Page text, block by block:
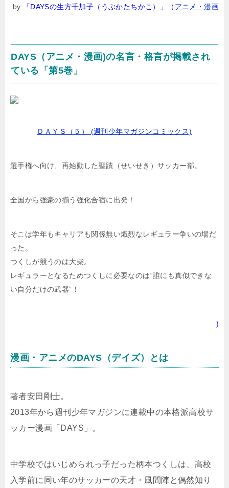
by 「DAYSの生方千加子（うぶかたちかこ）」（ アニメ・漫画
DAYS（アニメ・漫画)の名言・格言が掲載され
ている「第5巻」
ＤＡＹＳ（５） (週刊少年マガジンコミックス)
選手権へ向け、再始動した聖蹟（せいせき）サッカー部。
全国から強豪の揃う強化合宿に出発！
そこは学年もキャリアも関係無い熾烈なレギュラー争いの場だ
った。
つくしが競うのは大柴。
レギュラーとなるためつくしに必要なのは“誰にも真似できな
い自分だけの武器”！
)
漫画・アニメのDAYS（デイズ）とは
著者安田剛士。
2013年から週刊少年マガジンに連載中の本格派高校サ
ッカー漫画「DAYS」。
中学校ではいじめられっ子だった柄本つくしは、高校
入学前に同い年のサッカーの天才・風間陣と偶然知り